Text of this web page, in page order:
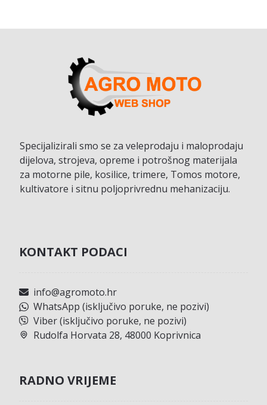
Specijalizirali smo se za veleprodaju i maloprodaju
dijelova, strojeva, opreme i potrošnog materijala
za motorne pile, kosilice, trimere, Tomos motore,
kultivatore i sitnu poljoprivrednu mehanizaciju.
KONTAKT PODACI
info@agromoto.hr
WhatsApp (isključivo poruke, ne pozivi)
Viber (isključivo poruke, ne pozivi)
Rudolfa Horvata 28, 48000 Koprivnica
RADNO VRIJEME